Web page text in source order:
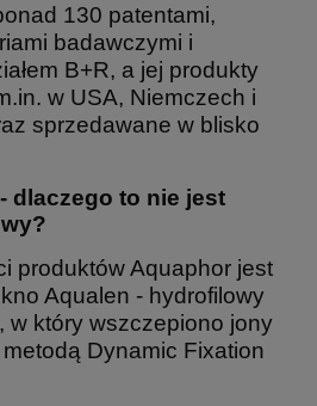
130 patentami,
badawczymi i
B+R, a jej produkty
w USA, Niemczech i
sprzedawane w blisko
dlaczego to nie jest
produktów Aquaphor jest
Aqualen - hydrofilowy
w który wszczepiono jony
Dynamic Fixation